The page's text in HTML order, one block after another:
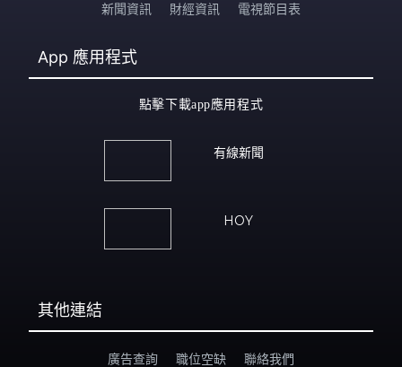
新聞資訊 財經資訊 電視節目表
App 應用程式
點擊下載app應用程式
有線新聞
HOY
其他連結
廣告查詢 職位空缺 聯絡我們